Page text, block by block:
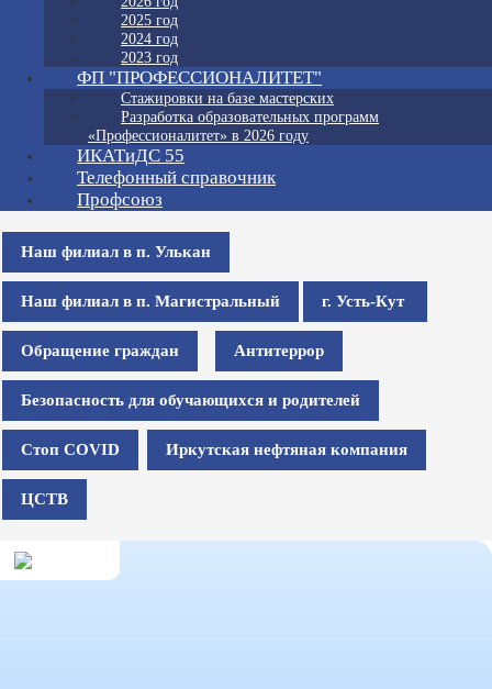
2025 год
2024 год
2023 год
ФП "ПРОФЕССИОНАЛИТЕТ"
Стажировки на базе мастерских
Разработка образовательных программ
«Профессионалитет» в 2026 году
ИКАТиДС 55
Телефонный справочник
Профсоюз
Наш филиал в п. Улькан
Наш филиал в п. Магистральный г. Усть-Кут
Обращение граждан Антитеррор
Безопасность для обучающихся и родителей
Стоп COVID Иркутская нефтяная компания
ЦСТВ